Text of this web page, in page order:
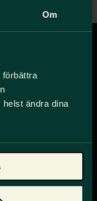
Om
ändra dina